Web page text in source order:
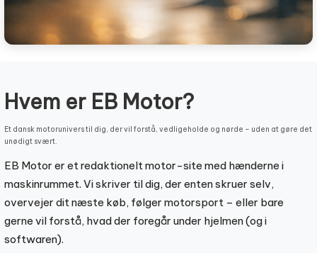
Hvem er EB Motor?
Et dansk motorunivers til dig, der vil forstå, vedligeholde og nørde – uden at gøre det
unødigt svært.
EB Motor er et redaktionelt motor-site med hænderne i
maskinrummet. Vi skriver til dig, der enten skruer selv,
overvejer dit næste køb, følger motorsport – eller bare
gerne vil forstå, hvad der foregår under hjelmen (og i
softwaren).